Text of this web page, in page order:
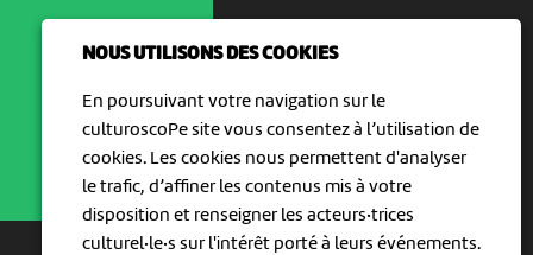
NOUS UTILISONS DES COOKIES
En poursuivant votre navigation sur le
culturoscoPe site vous consentez à l’utilisation de
cookies. Les cookies nous permettent d'analyser
le trafic, d’affiner les contenus mis à votre
disposition et renseigner les acteurs·trices
culturel·le·s sur l'intérêt porté à leurs événements.